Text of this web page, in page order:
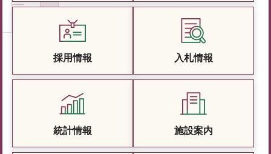
採用情報 入札情報
統計情報 施設案内